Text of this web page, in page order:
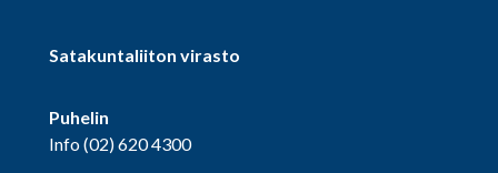
Satakuntaliiton virasto
Puhelin
Info(02) 620 4300